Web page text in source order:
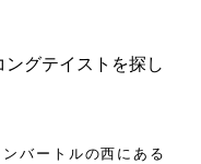
グテイストを探し
バートルの西にある